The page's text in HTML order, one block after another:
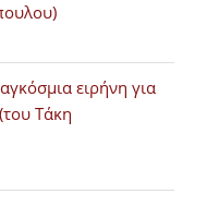
ειρήνη για
Τάκη